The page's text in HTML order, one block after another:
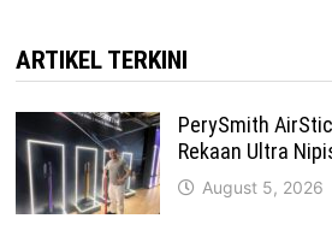
ARTIKEL TERKINI
PerySmith
Rekaan Ultra
August 5, 2026